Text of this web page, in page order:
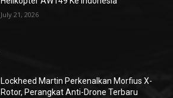
July 21, 2026
Lockheed Martin Perkenalkan Morfius X-
Rotor, Perangkat Anti-Drone Terbaru